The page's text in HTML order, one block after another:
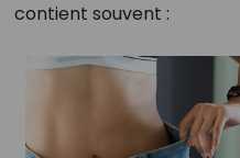
contient souvent :